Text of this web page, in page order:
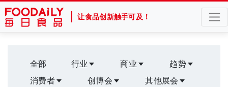
让食品创新触手可及！
全部 行业 商业
趋势
消费者
创博会 其他展会